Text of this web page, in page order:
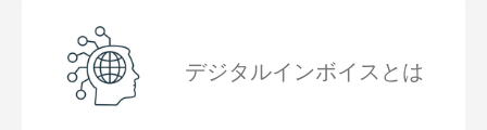
デジタルインボイスとは